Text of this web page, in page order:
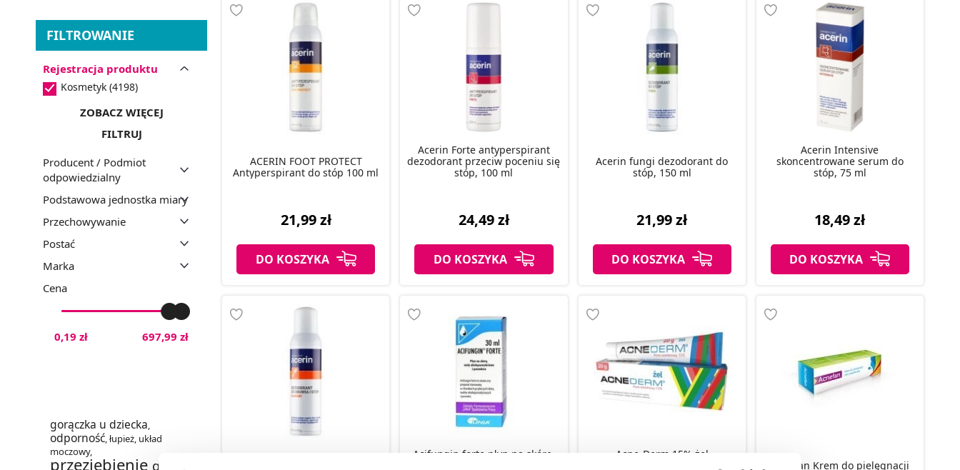
FILTROWANIE
Rejestracja produktu
Kosmetyk (4198)
ZOBACZ WIĘCEJ
FILTRUJ
Producent / Podmiot
odpowiedzialny
Podstawowa jednostka miary
Przechowywanie
Postać
Marka
Cena
0,19 zł 697,99 zł
gorączka u dziecka,
odporność,łupież, układ
moczowy,
przeziębienie, grypa
ACERIN FOOT PROTECT
Antyperspirant do stóp 100 ml
21,99 zł
DO KOSZYKA
Acerin Forte antyperspirant
dezodorant przeciw poceniu się
stóp, 100 ml
24,49 zł
DO KOSZYKA
Acerin fungi dezodorant do
stóp, 150 ml
21,99 zł
DO KOSZYKA
Acerin Intensive
skoncentrowane serum do
stóp, 75 ml
18,49 zł
DO KOSZYKA
Acifungin forte płyn na skórę,
Acne-Derm 15% żel
Acnefan Krem do pielęgnacji